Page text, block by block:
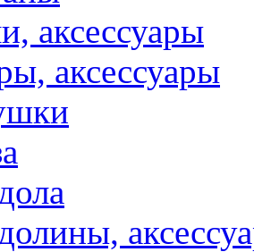
аксессуары
аксессуары